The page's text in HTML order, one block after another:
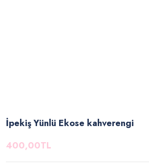
İpekiş Yünlü Ekose kahverengi
400,00TL